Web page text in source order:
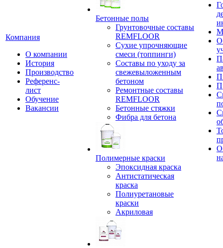
Компания
О компании
История
Производство
Референс-
лист
Обучение
Вакансии
Бетонные полы
Грунтовочные составы
REMFLOOR
Сухие упрочняющие
смеси (топпинги)
Составы по уходу за
свежевыложенным
бетоном
Ремонтные составы
REMFLOOR
Бетонные стяжки
Фибра для бетона
Полимерные краски
Эпоксидная краска
Антистатическая
краска
Полиуретановые
краски
Акриловая